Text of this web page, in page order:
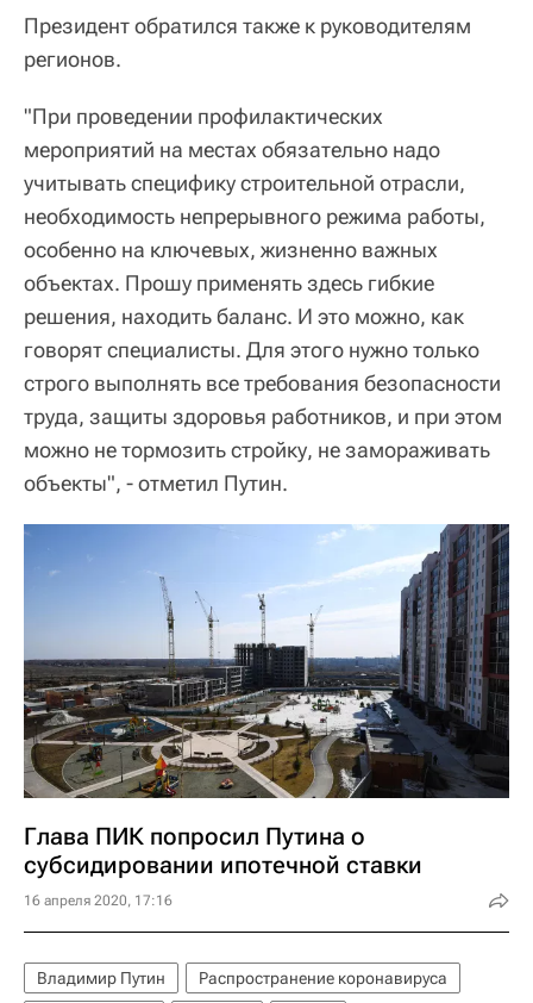
Президент обратился также к руководителям
регионов.
"При проведении профилактических
мероприятий на местах обязательно надо
учитывать специфику строительной отрасли,
необходимость непрерывного режима работы,
особенно на ключевых, жизненно важных
объектах. Прошу применять здесь гибкие
решения, находить баланс. И это можно, как
говорят специалисты. Для этого нужно только
строго выполнять все требования безопасности
труда, защиты здоровья работников, и при этом
можно не тормозить стройку, не замораживать
объекты", - отметил Путин.
Глава ПИК попросил Путина о
субсидировании ипотечной ставки
16 апреля 2020, 17:16
Владимир Путин
Распространение коронавируса